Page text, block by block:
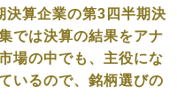
決算企業の第3四半期決
では決算の結果をアナ
場の中でも、主役にな
いるので、銘柄選びの